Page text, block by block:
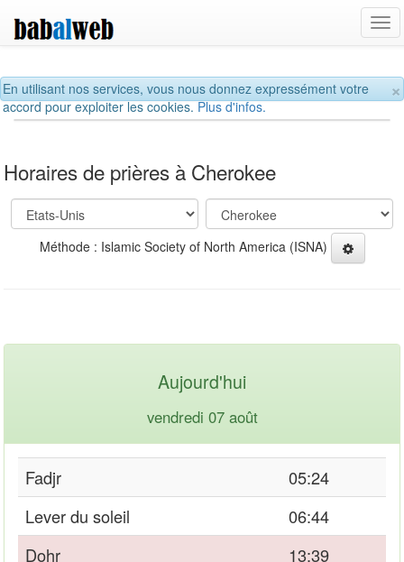
×
En utilisant nos services, vous nous donnez expressément votre
accord pour exploiter les cookies.Plus d'infos.
Horaires de prières à Cherokee
Méthode : Islamic Society of North America (ISNA)
Aujourd'hui
vendredi 07 août
Fadjr
05:24
Lever du soleil
06:44
Dohr
13:39